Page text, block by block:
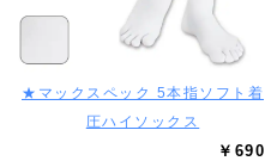
★マックスペック 5本指ソフト着
圧ハイソックス
￥690